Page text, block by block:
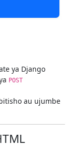
ya Django
POST
au ujumbe